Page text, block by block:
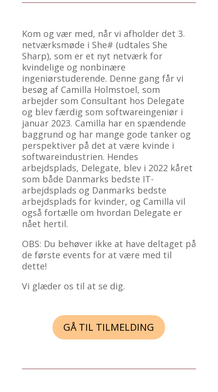
Kom og vær med, når vi afholder det 3.
netværksmøde i She# (udtales She
Sharp), som er et nyt netværk for
kvindelige og nonbinære
ingeniørstuderende. Denne gang får vi
besøg af Camilla Holmstoel, som
arbejder som Consultant hos Delegate
og blev færdig som softwareingeniør i
januar 2023. Camilla har en spændende
baggrund og har mange gode tanker og
perspektiver på det at være kvinde i
softwareindustrien. Hendes
arbejdsplads, Delegate, blev i 2022 kåret
som både Danmarks bedste IT-
arbejdsplads og Danmarks bedste
arbejdsplads for kvinder, og Camilla vil
også fortælle om hvordan Delegate er
nået hertil.
OBS: Du behøver ikke at have deltaget på
de første events for at være med til
dette!
Vi glæder os til at se dig.
GÅ TIL TILMELDING